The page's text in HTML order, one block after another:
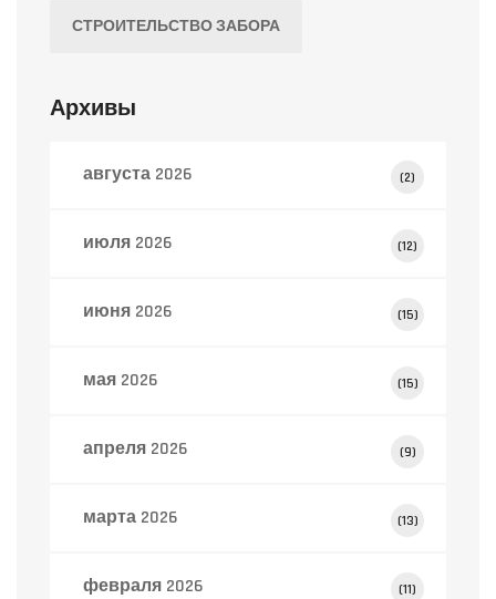
СТРОИТЕЛЬСТВО ЗАБОРА
Архивы
августа 2026 (2)
июля 2026 (12)
июня 2026 (15)
мая 2026 (15)
апреля 2026 (9)
марта 2026 (13)
февраля 2026 (11)